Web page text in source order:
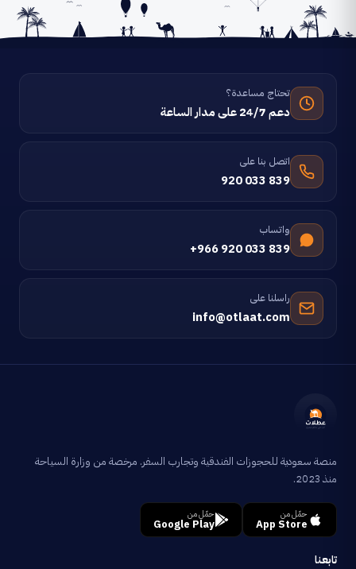
تحتاج مساعدة؟
دعم 24/7 على مدار الساعة
اتصل بنا على
920 033 839
واتساب
+966 920 033 839
راسلنا على
info@otlaat.com
منصة سعودية للحجوزات الفندقية وتجارب السفر. مرخصة من وزارة السياحة
منذ 2023.
حمّل من
App Store
حمّل من
Google Play
تابعنا